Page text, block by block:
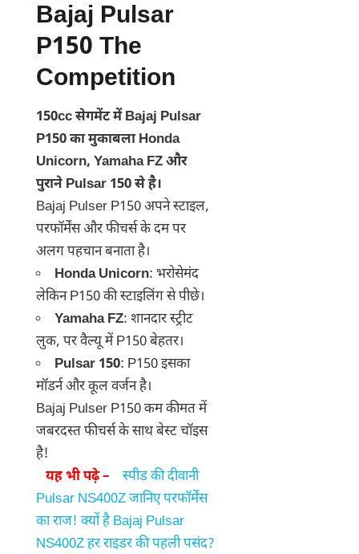
Bajaj Pulsar
P150 The
Competition
150cc सेगमेंट में Bajaj Pulsar
P150 का मुकाबला Honda
Unicorn, Yamaha FZ और
पुराने Pulsar 150 से है।
Bajaj Pulser P150 अपने स्टाइल,
परफॉर्मेंस और फीचर्स के दम पर
अलग पहचान बनाता है।
Honda Unicorn: भरोसेमंद
लेकिन P150 की स्टाइलिंग से पीछे।
Yamaha FZ: शानदार स्ट्रीट
लुक, पर वैल्यू में P150 बेहतर।
Pulsar 150: P150 इसका
मॉडर्न और कूल वर्जन है।
Bajaj Pulser P150 कम कीमत में
जबरदस्त फीचर्स के साथ बेस्ट चॉइस
है!
यह भी पढ़े –
स्पीड की दीवानी
Pulsar NS400Z जानिए परफॉर्मेंस
का राज! क्यों है Bajaj Pulsar
NS400Z हर राइडर की पहली पसंद?